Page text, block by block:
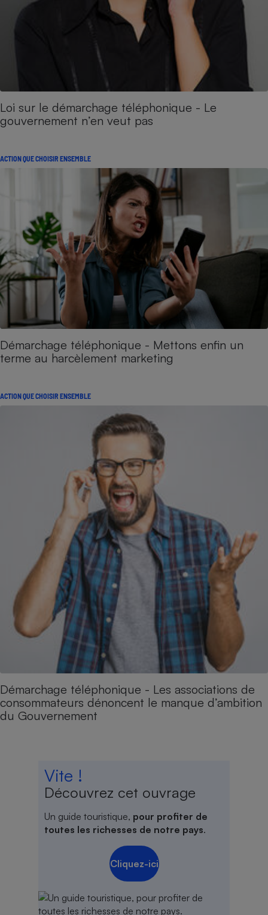
Loi sur le démarchage téléphonique - Le
gouvernement n’en veut pas
ACTION QUE CHOISIR ENSEMBLE
Démarchage téléphonique - Mettons enfin un
terme au harcèlement marketing
ACTION QUE CHOISIR ENSEMBLE
Démarchage téléphonique - Les associations de
consommateurs dénoncent le manque d’ambition
du Gouvernement
Vite !
Découvrez cet ouvrage
Un guide touristique, pour profiter de
toutes les richesses de notre pays.
Cliquez-ici